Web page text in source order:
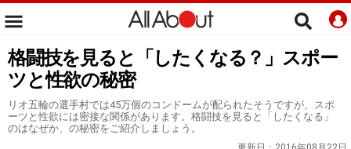
格闘技を見ると「したくなる？」スポー
ツと性欲の秘密
リオ五輪の選手村では45万個のコンドームが配られたそうですが、スポ
ーツと性欲には密接な関係があります。格闘技を見ると「したくなる」
のはなぜか、の秘密をご紹介しましょう。